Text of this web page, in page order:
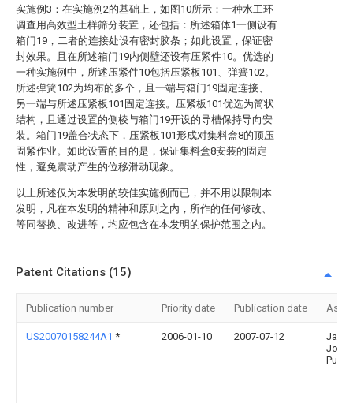
实施例3：在实施例2的基础上，如图10所示：一种水工环
调查用高效型土样筛分装置，还包括：所述箱体1一侧设有
箱门19，二者的连接处设有密封胶条；如此设置，保证密
封效果。且在所述箱门19内侧壁还设有压紧件10。优选的
一种实施例中，所述压紧件10包括压紧板101、弹簧102。
所述弹簧102为均布的多个，且一端与箱门19固定连接、
另一端与所述压紧板101固定连接。压紧板101优选为筒状
结构，且通过设置的侧棱与箱门19开设的导槽保持导向安
装。箱门19盖合状态下，压紧板101形成对集料盒8的顶压
固紧作业。如此设置的目的是，保证集料盒8安装的固定
性，避免震动产生的位移滑动现象。
以上所述仅为本发明的较佳实施例而已，并不用以限制本
发明，凡在本发明的精神和原则之内，所作的任何修改、
等同替换、改进等，均应包含在本发明的保护范围之内。
Patent Citations (15)
Publication number Priority date Publication date
US20070158244A1 * 2006-01-10 2007-07-12
John
Puda